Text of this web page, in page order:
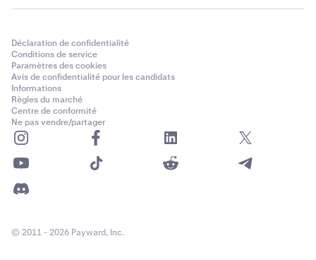
Déclaration de confidentialité
Conditions de service
Paramètres des cookies
Avis de confidentialité pour les candidats
Informations
Règles du marché
Centre de conformité
Ne pas vendre/partager
© 2011 - 2026 Payward, Inc.